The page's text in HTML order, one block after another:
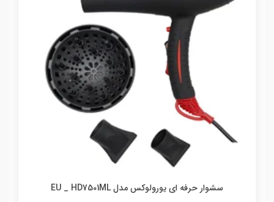
سشوار حرفه ای یورولوکس مدل EU _ HD7501ML